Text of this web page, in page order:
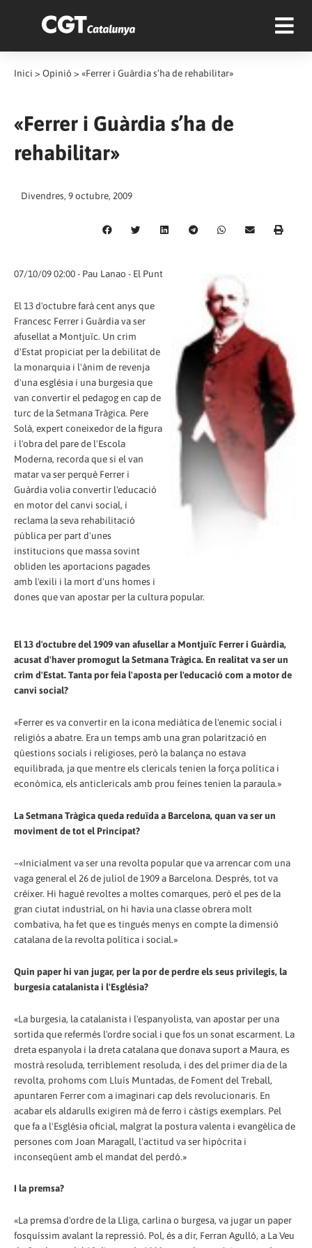
Inici > Opinió > «Ferrer i Guàrdia s’ha de rehabilitar»
«Ferrer i Guàrdia s’ha de
rehabilitar»
Divendres, 9 octubre, 2009
07/10/09 02:00 - Pau Lanao - El Punt
El 13 d'octubre farà cent anys que
Francesc Ferrer i Guàrdia va ser
afusellat a Montjuïc. Un crim
d'Estat propiciat per la debilitat de
la monarquia i l'ànim de revenja
d'una església i una burgesia que
van convertir el pedagog en cap de
turc de la Setmana Tràgica. Pere
Solà, expert coneixedor de la figura
i l'obra del pare de l'Escola
Moderna, recorda que si el van
matar va ser perquè Ferrer i
Guàrdia volia convertir l'educació
en motor del canvi social, i
reclama la seva rehabilitació
pública per part d'unes
institucions que massa sovint
obliden les aportacions pagades
amb l'exili i la mort d'uns homes i
dones que van apostar per la cultura popular.
El 13 d'octubre del 1909 van afusellar a Montjuïc Ferrer i Guàrdia,
acusat d'haver promogut la Setmana Tràgica. En realitat va ser un
crim d'Estat. Tanta por feia l'aposta per l'educació com a motor de
canvi social?
«Ferrer es va convertir en la icona mediàtica de l'enemic social i
religiós a abatre. Era un temps amb una gran polarització en
qüestions socials i religioses, però la balança no estava
equilibrada, ja que mentre els clericals tenien la força política i
econòmica, els anticlericals amb prou feines tenien la paraula.»
La Setmana Tràgica queda reduïda a Barcelona, quan va ser un
moviment de tot el Principat?
–«Inicialment va ser una revolta popular que va arrencar com una
vaga general el 26 de juliol de 1909 a Barcelona. Després, tot va
créixer. Hi hagué revoltes a moltes comarques, però el pes de la
gran ciutat industrial, on hi havia una classe obrera molt
combativa, ha fet que es tingués menys en compte la dimensió
catalana de la revolta política i social.»
Quin paper hi van jugar, per la por de perdre els seus privilegis, la
burgesia catalanista i l'Església?
«La burgesia, la catalanista i l'espanyolista, van apostar per una
sortida que refermés l'ordre social i que fos un sonat escarment. La
dreta espanyola i la dreta catalana que donava suport a Maura, es
mostrà resoluda, terriblement resoluda, i des del primer dia de la
revolta, prohoms com Lluís Muntadas, de Foment del Treball,
apuntaren Ferrer com a imaginari cap dels revolucionaris. En
acabar els aldarulls exigiren mà de ferro i càstigs exemplars. Pel
que fa a l'Església oficial, malgrat la postura valenta i evangèlica de
persones com Joan Maragall, l'actitud va ser hipòcrita i
inconseqüent amb el mandat del perdó.»
I la premsa?
«La premsa d'ordre de la Lliga, carlina o burgesa, va jugar un paper
fosquíssim avalant la repressió. Pol, és a dir, Ferran Agulló, a La Veu